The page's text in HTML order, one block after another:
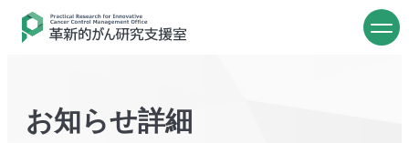
お知らせ詳細